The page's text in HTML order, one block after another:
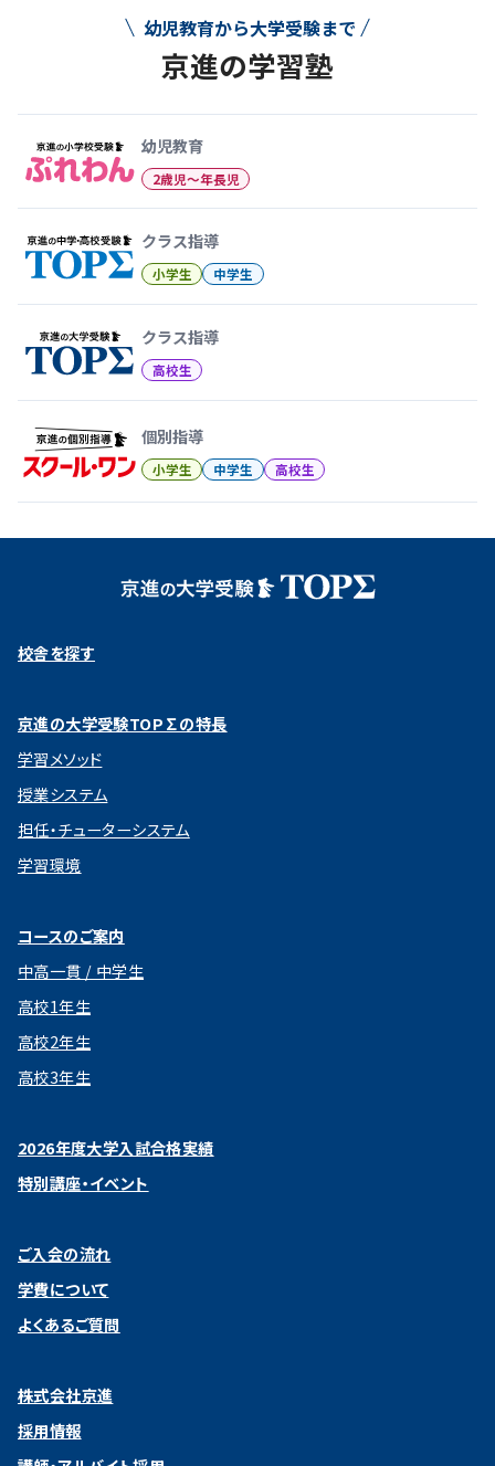
幼児教育から大学受験まで
京進の学習塾
幼児教育
2歳児〜年長児
クラス指導
小学生 中学生
クラス指導
高校生
個別指導
小学生 中学生 高校生
校舎を探す
京進の大学受験TOP∑の特長
学習メソッド
授業システム
担任・チューターシステム
学習環境
コースのご案内
中高一貫 / 中学生
高校1年生
高校2年生
高校3年生
2026年度大学入試合格実績
特別講座・イベント
ご入会の流れ
学費について
よくあるご質問
株式会社京進
採用情報